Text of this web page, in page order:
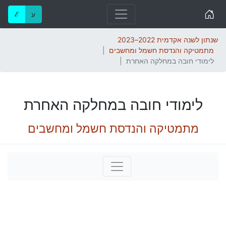
ℰ ע
שנתון לשנה אקדמית 2022–2023
מתמטיקה והנדסת חשמל ומחשבים
לימודי חובה במחלקה האחרת
לימודי חובה במחלקה האחרת
מתמטיקה והנדסת חשמל ומחשבים